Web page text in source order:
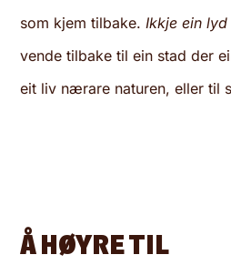
som kjem tilbake. Ikkje ein lyd
vende tilbake til ein stad der
eit liv nærare naturen, eller til
Å HØYRE TIL